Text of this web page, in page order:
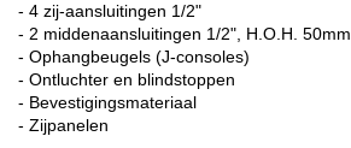
- 4 zij-aansluitingen 1/2"
- 2 middenaansluitingen 1/2", H.O.H. 50mm
- Ophangbeugels (J-consoles)
- Ontluchter en blindstoppen
- Bevestigingsmateriaal
- Zijpanelen